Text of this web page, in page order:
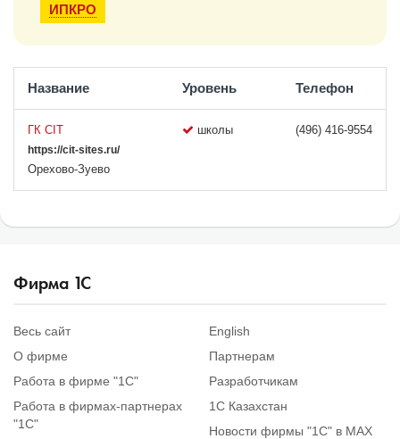
ИПКРО
Название Уровень Телефон
ГК CIT
https://cit-sites.ru/
Орехово-Зуево
школы (496) 416-9554
Фирма 1С
Весь сайт
О фирме
Работа в фирме "1С"
Работа в фирмах-партнерах
"1С"
English
Партнерам
Разработчикам
1С Казахстан
Новости фирмы "1С" в MAX